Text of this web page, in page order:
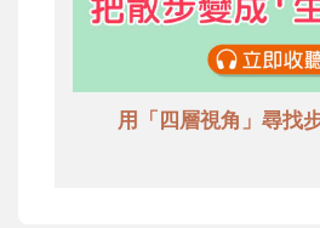
用「四層視角」尋找